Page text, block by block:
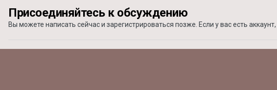
Присоединяйтесь к обсуждению
Вы можете написать сейчас и зарегистрироваться позже. Если у вас есть аккаунт,